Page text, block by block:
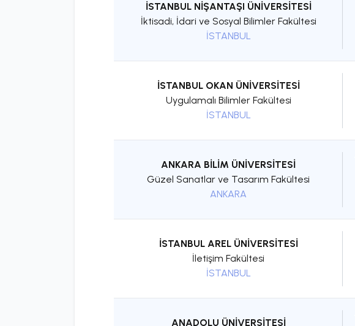
İSTANBUL NİŞANTAŞI ÜNİVERSİTESİ
İktisadi, İdari ve Sosyal Bilimler Fakültesi
İSTANBUL
İSTANBUL OKAN ÜNİVERSİTESİ
Uygulamalı Bilimler Fakültesi
İSTANBUL
ANKARA BİLİM ÜNİVERSİTESİ
Güzel Sanatlar ve Tasarım Fakültesi
ANKARA
İSTANBUL AREL ÜNİVERSİTESİ
İletişim Fakültesi
İSTANBUL
ANADOLU ÜNİVERSİTESİ